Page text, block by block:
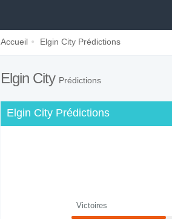
Accueil Elgin City Prédictions
Elgin City Prédictions
Elgin City Prédictions
Victoires